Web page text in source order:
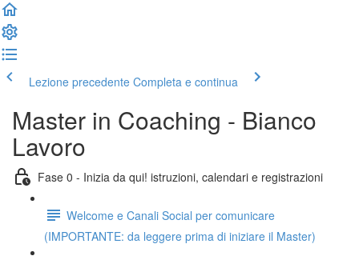
Lezione precedente Completa e continua
Master in Coaching - Bianco
Lavoro
Fase 0 - Inizia da qui! istruzioni, calendari e registrazioni
Welcome e Canali Social per comunicare
(IMPORTANTE: da leggere prima di iniziare il Master)